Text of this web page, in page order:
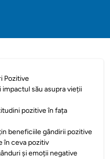
Pozitive
său asupra vieții
pozitive în fața
beneficiile gândirii pozitive
în ceva pozitiv
și emoții negative